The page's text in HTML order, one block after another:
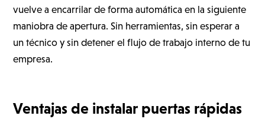
vuelve a encarrilar de forma automática en la siguiente
maniobra de apertura. Sin herramientas, sin esperar a
un técnico y sin detener el flujo de trabajo interno de tu
empresa.
Ventajas de instalar puertas rápidas